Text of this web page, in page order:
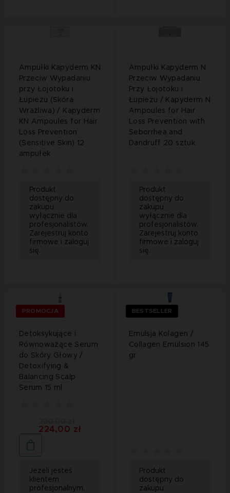
Ampułki Kapyderm KN
Przeciw Wypadaniu
przy Łojotoku i
Łupieżu (Skóra
Wrażliwa) / Kapyderm
KN Ampoules for Hair
Loss Prevention
(Sensitive Skin) 12
ampułek
Produkt
dostępny do
zakupu
wyłącznie dla
profesjonalistów.
Zarejestruj konto
firmowe i zaloguj
się.
Ampułki Kapyderm N
Przeciw Wypadaniu
Przy Łojotoku i
Łupieżu / Kapyderm N
Ampoules for Hair
Loss Prevention with
Seborrhea and
Dandruff 20 sztuk
Produkt
dostępny do
zakupu
wyłącznie dla
profesjonalistów.
Zarejestruj konto
firmowe i zaloguj
się.
PROMOCJA
Detoksykujące i
Równoważące Serum
do Skóry Głowy /
Detoxifying &
Balancing Scalp
Serum 15 ml
224,00 zł
Jeżeli jesteś
klientem
profesjonalnym,
BESTSELLER
Emulsja Kolagen /
Collagen Emulsion 145
gr
Produkt
dostępny do
zakupu